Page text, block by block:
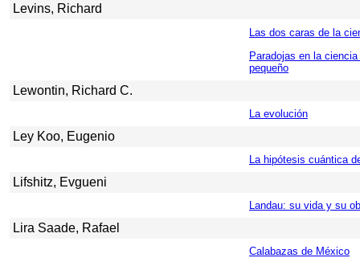
Levins, Richard
Las dos caras de la
Paradojas en la
pequeño
Lewontin, Richard C.
La evolución
Ley Koo, Eugenio
La hipótesis cuántica
Lifshitz, Evgueni
Landau: su vida y su
Lira Saade, Rafael
Calabazas de México